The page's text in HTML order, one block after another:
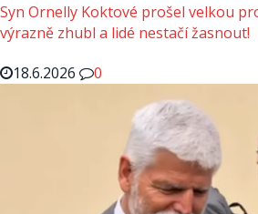
Syn Ornelly Koktové prošel velkou
výrazně zhubl a lidé nestačí žasnout!
18.6.2026
0